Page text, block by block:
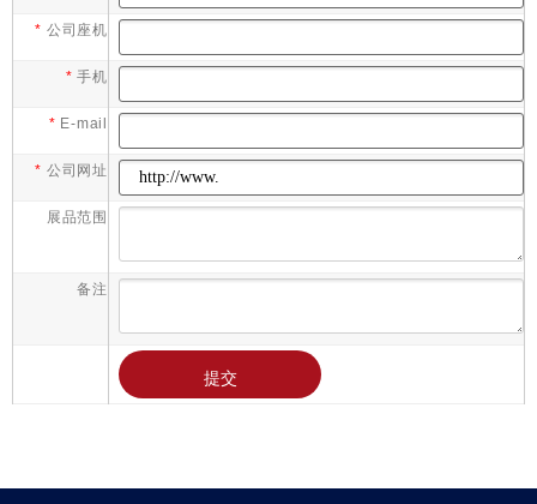
* 公司座机
* 手机
* E-mail
* 公司网址
展品范围
备注